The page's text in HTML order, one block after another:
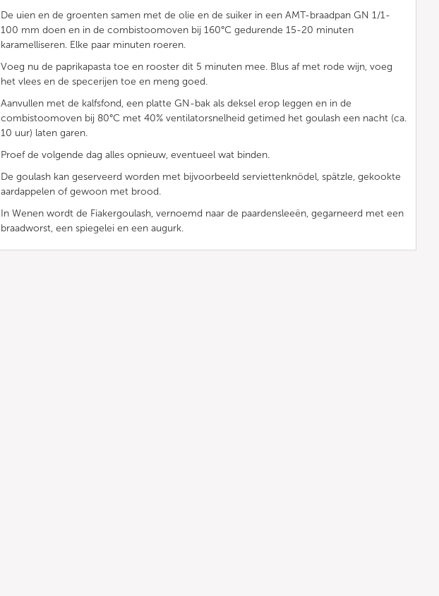
De uien en de groenten samen met de olie en de suiker in een AMT-braadpan GN 1/1-
100 mm doen en in de combistoomoven bij 160°C gedurende 15-20 minuten
karamelliseren. Elke paar minuten roeren.
Voeg nu de paprikapasta toe en rooster dit 5 minuten mee. Blus af met rode wijn, voeg
het vlees en de specerijen toe en meng goed.
Aanvullen met de kalfsfond, een platte GN-bak als deksel erop leggen en in de
combistoomoven bij 80°C met 40% ventilatorsnelheid getimed het goulash een nacht (ca.
10 uur) laten garen.
Proef de volgende dag alles opnieuw, eventueel wat binden.
De goulash kan geserveerd worden met bijvoorbeeld serviettenknödel, spätzle, gekookte
aardappelen of gewoon met brood.
In Wenen wordt de Fiakergoulash, vernoemd naar de paardensleeën, gegarneerd met een
braadworst, een spiegelei en een augurk.